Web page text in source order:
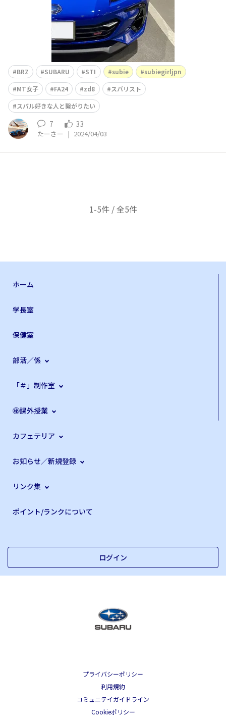
BRZ SUBARU STI subie
subiegirljpn
MT女子
FA24 zd8
スバリスト
スバル好きな人と繋がりたい
7 33
たーさー | 2024/04/03
1-5件 / 全5件
ホーム
学長室
保健室
部活／係
「＃」制作室
㊙課外授業
カフェテリア
お知らせ／新規登録
リンク集
ポイント/ランクについて
ログイン
プライバシーポリシー
利用規約
コミュニテイガイドライン
Cookieポリシー